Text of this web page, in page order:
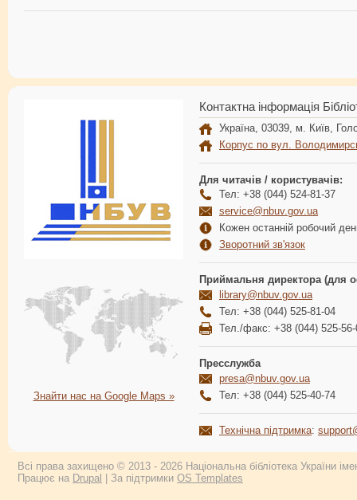
Знайти нас на Google Maps »
Контактна інформація
Україна, 03039, м. Київ,
Корпус по вул.
Для читачів / користувачів:
Тел: +38 (044) 524-81-37
service@nbuv.gov.ua
Кожен останній робочий
Зворотний зв'язок
Приймальня директора (для
library@nbuv.gov.ua
Тел: +38 (044) 525-81-04
Тел./факс: +38 (044) 525-56-
Пресслужба
presa@nbuv.gov.ua
Тел: +38 (044) 525-40-74
Технічна підтримка:
Всі права захищено © 2013 - 2026 Національна бібліотека України
Працює на Drupal | За підтримки OS Templates